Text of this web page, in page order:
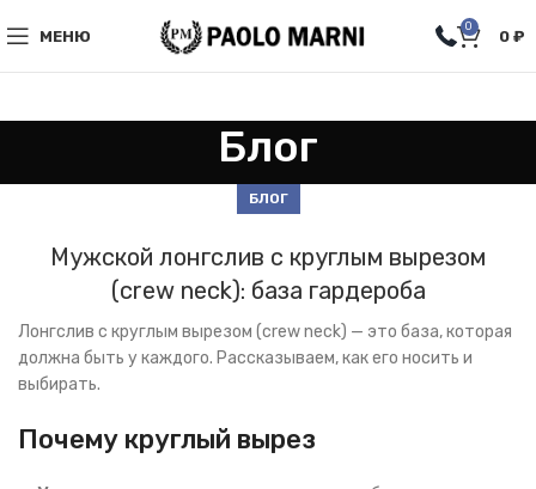
МЕНЮ
0
0 ₽
Блог
БЛОГ
Мужской лонгслив с круглым вырезом
(crew neck): база гардероба
Лонгслив с круглым вырезом (crew neck) — это база, которая
должна быть у каждого. Рассказываем, как его носить и
выбирать.
Почему круглый вырез